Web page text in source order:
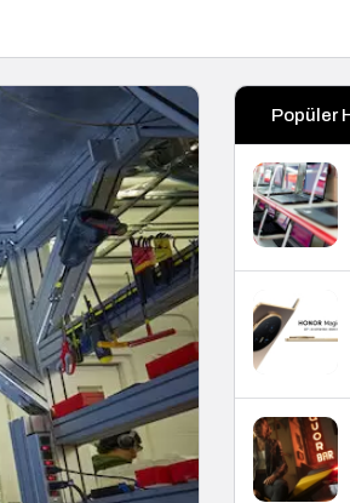
Sistem Modu
Sistem modunu seçin.
Popüler